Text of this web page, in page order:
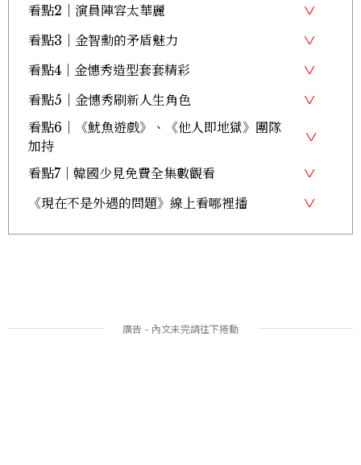
看點2｜演員陣容太華麗
看點3｜金智勳的矛盾魅力
看點4｜金憓秀造型套套精彩
看點5｜金憓秀刷新人生角色
看點6｜《魷魚遊戲》、《他人即地獄》團隊
加持
看點7｜韓國少見免費全集數觀看
《現在不是外遇的問題》線上看哪裡播